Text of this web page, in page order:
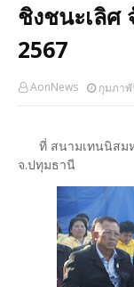
ชิงชนะเลิศ
2567
AonNews กุมภาพั
ที่ สนามเทนนิสมห
จ.ปทุมธานี